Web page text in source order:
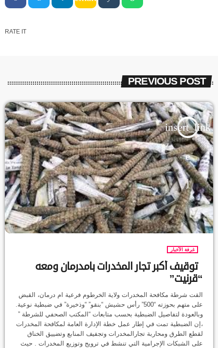
RATE IT
PREVIOUS POST
insert_link
غرفة الآخبار
توقيف أكبر تجار المخدرات بامدرمان ومعه
“قرنيت”
القت شرطة مكافحة المخدرات ولاية الخرطوم فرعية ام درمان، القبض
على متهم بحوزته “500” رأس حشيش “بنقو” “وذخيرة” في ضبطية نوعية.
وبالعودة لتفاصيل الضبطية بحسب متابعات “المكتب الصحفي للشرطة ”
،إن الضبطية تمت في إطار عمل خطة الإدارة العامة لمكافحة المخدرات
لقطع الطرق ومحاربة تجارالمخدرات وتجفيف المنابع وتضييق الخناق
على الشبكات الإجرامية التي تنشط في ترويج وتوزيع المخدرات . حيث